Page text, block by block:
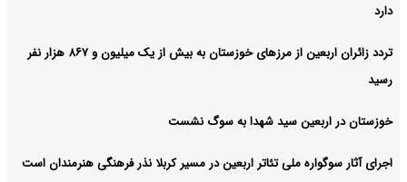
دارد
تردد زائران اربعین از مرزهای خوزستان به بیش از یک میلیون و ۸۶۷ هزار نفر
رسید
خوزستان در اربعین سید شهدا به سوگ نشست
اجرای آثار سوگواره ملی تئاتر اربعین در مسیر کربلا نذر فرهنگی هنرمندان است